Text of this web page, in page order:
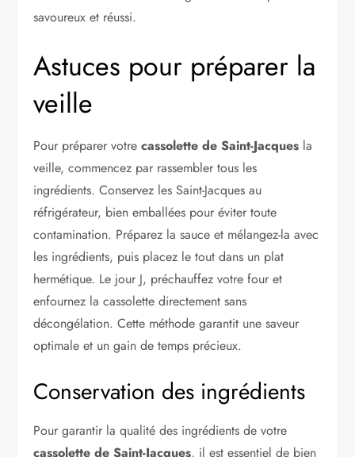
savoureux et réussi.
Astuces pour préparer la
veille
Pour préparer votrecassolette de Saint-Jacques la
veille, commencez par rassembler tous les
ingrédients. Conservez les Saint-Jacques au
réfrigérateur, bien emballées pour éviter toute
contamination. Préparez la sauce et mélangez-la avec
les ingrédients, puis placez le tout dans un plat
hermétique. Le jour J, préchauffez votre four et
enfournez la cassolette directement sans
décongélation. Cette méthode garantit une saveur
optimale et un gain de temps précieux.
Conservation des ingrédients
Pour garantir la qualité des ingrédients de votre
cassolette de Saint-Jacques, il est essentiel de bien